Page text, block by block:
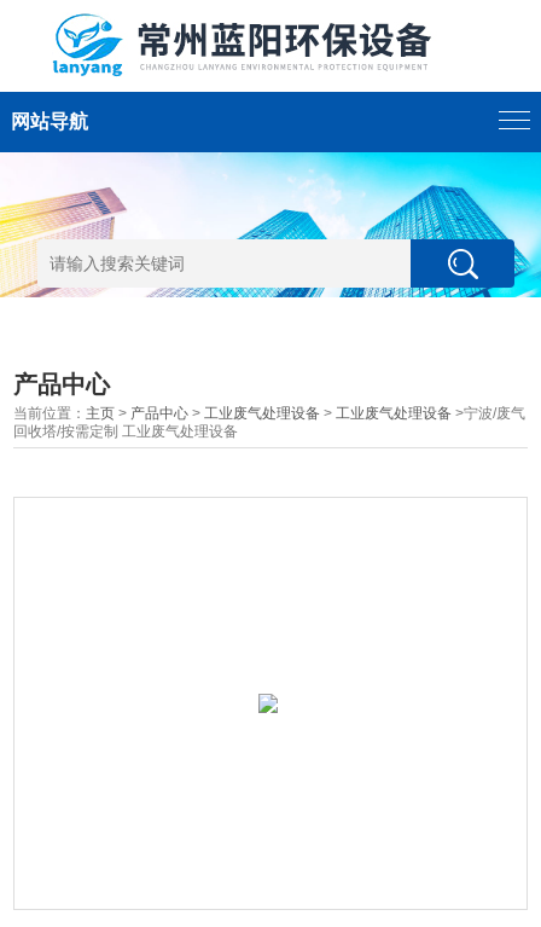
网站导航
产品中心
当前位置： 主页 > 产品中心 >工业废气处理设备 >工业废气处理设备 >宁波/废气
回收塔/按需定制 工业废气处理设备